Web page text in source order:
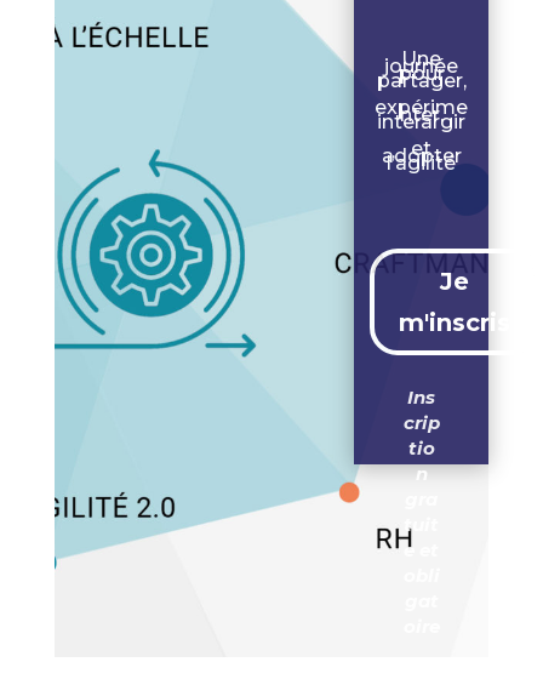
Une
journée
pour
partager,
expérime
nter,
interargir
et
adopter
l’agilité
Je
m'inscris
Ins
crip
tio
n
tuit
e et